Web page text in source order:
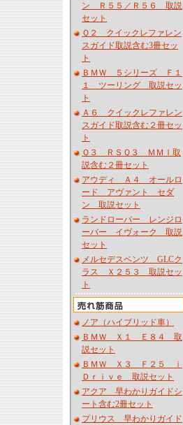
ン Ｒ５５／Ｒ５６ 取説
セット
Ｑ２ クイックレファレン
スガイド取説含む3冊セッ
ト
ＢＭＷ ５シリーズ Ｆ１
１ ツーリング 取説セッ
ト
Ａ６ クイックレファレン
スガイド取説含む２冊セッ
ト
Ｑ３ ＲＳＱ３ ＭＭＩ取
説含む２冊セット
アウディ Ａ４ オールロ
ード アヴァント セダ
ン 取説セット
ランドローバー レンジロ
ーバー イヴォーク 取説
セット
メルセデスベンツ GLCク
ラス Ｘ２５３ 取説セッ
ト
ノア（ハイブリッド車）
ＢＭＷ Ｘ１ Ｅ８４ 取
説セット
ＢＭＷ Ｘ３ Ｆ２５ ｉ
Ｄｒｉｖｅ 取説セット
アクア 早わかりガイドシ
ート含む2冊セット
プリウス 早わかりガイド